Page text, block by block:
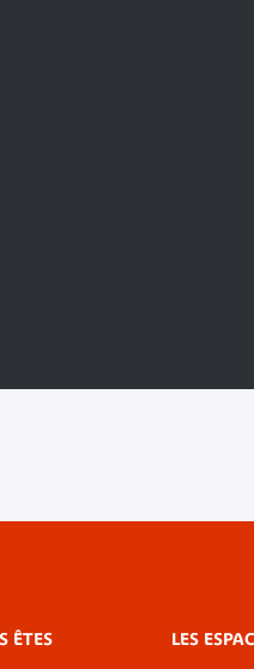
ÊTES LES